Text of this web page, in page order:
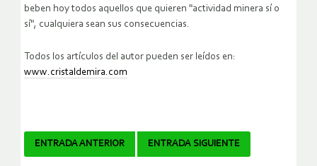
beben hoy todos aquellos que quieren "actividad minera sí o
sí", cualquiera sean sus consecuencias.
Todos los artículos del autor pueden ser leídos en:
www.cristaldemira.com
Navegador
ENTRADA ANTERIOR ENTRADA SIGUIENTE